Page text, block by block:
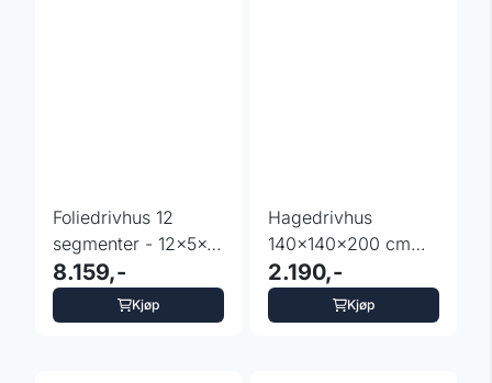
Foliedrivhus 12
segmenter - 12x5x2
m - hengslede dører
8.159,-
Kjøp
Hagedrivhus
140x140x200 cm
med hyller
2.190,-
Kjøp